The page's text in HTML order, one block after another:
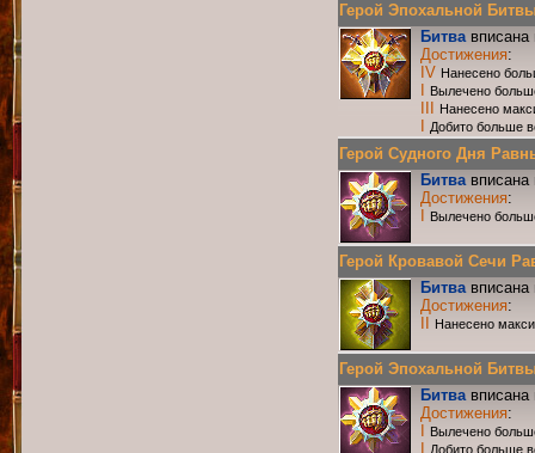
Герой Эпохальной
Битвавписана
Достижения:
IV Нанесено
Вылечено
Нанесено
Добито больше
Герой Судного Дня
Битвавписана
Достижения:
Вылечено
Герой Кровавой Сечи
Битвавписана
Достижения:
Нанесено
Герой Эпохальной
Битвавписана
Достижения:
Вылечено
Добито больше